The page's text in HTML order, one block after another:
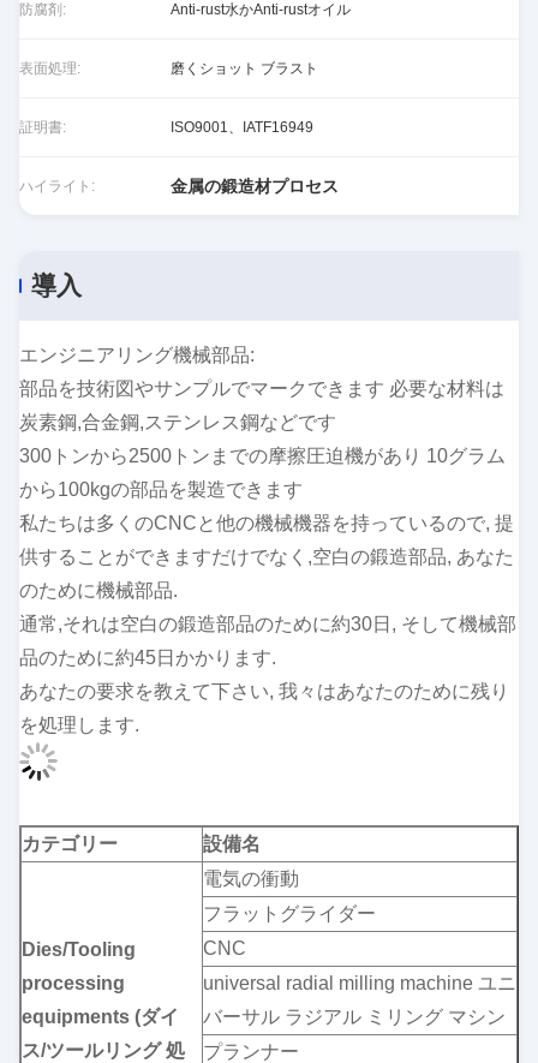
防腐剤: Anti-rust水かAnti-rustオイル
表面処理: 磨くショット ブラスト
証明書: ISO9001、IATF16949
ハイライト: 金属の鍛造材プロセス
導入
エンジニアリング機械部品:
部品を技術図やサンプルでマークできます 必要な材料は
炭素鋼,合金鋼,ステンレス鋼などです
300トンから2500トンまでの摩擦圧迫機があり 10グラム
から100kgの部品を製造できます
私たちは多くのCNCと他の機械機器を持っているので, 提
供することができますだけでなく,空白の鍛造部品, あなた
のために機械部品.
通常,それは空白の鍛造部品のために約30日, そして機械部
品のために約45日かかります.
あなたの要求を教えて下さい, 我々はあなたのために残り
を処理します.
カテゴリー 設備名
Dies/Tooling
processing
equipments (ダイ
ス/ツールリング 処
電気の衝動
フラットグライダー
CNC
universal radial milling machine ユニ
バーサル ラジアル ミリング マシン
プランナー